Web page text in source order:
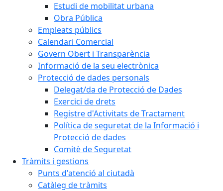
Estudi de mobilitat urbana
Obra Pública
Empleats públics
Calendari Comercial
Govern Obert i Transparència
Informació de la seu electrònica
Protecció de dades personals
Delegat/da de Protecció de Dades
Exercici de drets
Registre d'Activitats de Tractament
Política de seguretat de la Informació i
Protecció de dades
Comitè de Seguretat
Tràmits i gestions
Punts d'atenció al ciutadà
Catàleg de tràmits